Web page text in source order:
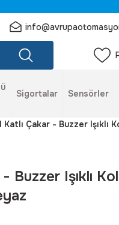
Sigortalar Sensörler
Katlı Çakar - Buzzer Işıklı
- Buzzer Işıklı